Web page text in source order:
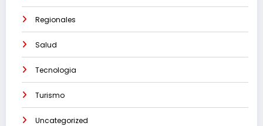
Regionales
Salud
Tecnologia
Turismo
Uncategorized